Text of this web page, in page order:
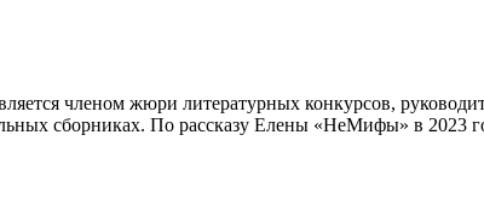
членом жюри литературных конкурсов,
сборниках. По рассказу Елены «НеМифы» в 2023